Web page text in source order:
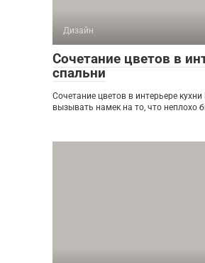
Дизайн
Сочетание цветов в
спальни
Сочетание цветов в интерьере
вызывать намек на то, что неплохо